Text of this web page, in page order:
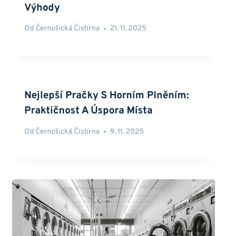
Výhody
Od Černošická Čistírna 21. 11. 2025
Nejlepší Pračky S Horním Plněním:
Praktičnost A Úspora Místa
Od Černošická Čistírna 9. 11. 2025